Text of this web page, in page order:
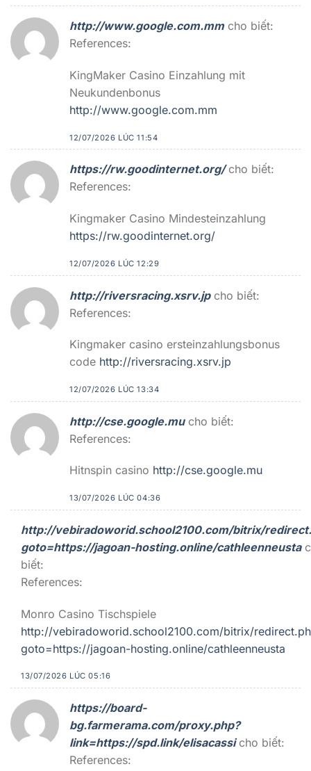
http://www.google.com.mm cho biết:
References:
KingMaker Casino Einzahlung mit
Neukundenbonus
http://www.google.com.mm
12/07/2026 LÚC 11:54
https://rw.goodinternet.org/ cho biết:
References:
Kingmaker Casino Mindesteinzahlung
https://rw.goodinternet.org/
12/07/2026 LÚC 12:29
http://riversracing.xsrv.jp cho biết:
References:
Kingmaker casino ersteinzahlungsbonus
code http://riversracing.xsrv.jp
12/07/2026 LÚC 13:34
http://cse.google.mu cho biết:
References:
Hitnspin casino http://cse.google.mu
13/07/2026 LÚC 04:36
http://vebiradoworid.school2100.com/bitrix/
goto=https://jagoan-hosting.online/cathleenneusta
biết:
References:
Monro Casino Tischspiele
http://vebiradoworid.school2100.com/bitrix/
goto=https://jagoan-hosting.online/cathleenneusta
13/07/2026 LÚC 05:16
https://board-
bg.farmerama.com/proxy.php?
link=https://spd.link/elisacassi cho biết:
References: